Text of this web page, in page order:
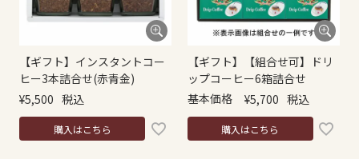
【ギフト】インスタントコー
ヒー3本詰合せ(赤青金)
¥5,500 税込
購入はこちら
【ギフト】【組合せ可】ドリ
ップコーヒー6箱詰合せ
基本価格
¥5,700 税込
購入はこちら